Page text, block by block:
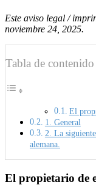
Este aviso legal /
noviembre 24, 2025.
Tabla de contenido
El
1. General
2. La
alemana.
El propietario de